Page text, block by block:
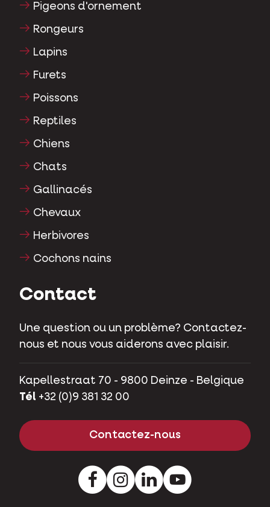
Pigeons d'ornement
Rongeurs
Lapins
Furets
Poissons
Reptiles
Chiens
Chats
Gallinacés
Chevaux
Herbivores
Cochons nains
Contact
Une question ou un problème? Contactez-
nous et nous vous aiderons avec plaisir.
Kapellestraat 70 - 9800 Deinze - Belgique
Tél +32 (0)9 381 32 00
Contactez-nous
FacebookInstagramLinkedInYoutube